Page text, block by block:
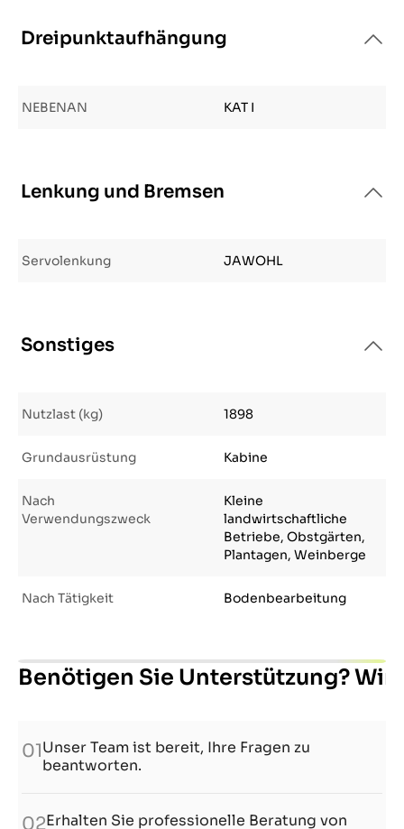
Dreipunktaufhängung
NEBENAN KAT I
Lenkung und Bremsen
Servolenkung JAWOHL
Sonstiges
Nutzlast (kg) 1898
Grundausrüstung Kabine
Nach
Verwendungszweck
Kleine
landwirtschaftliche
Betriebe, Obstgärten,
Plantagen, Weinberge
Nach Tätigkeit Bodenbearbeitung
Benötigen Sie Unterstützung? Wir
01Unser Team ist bereit, Ihre Fragen zu
beantworten.
02Erhalten Sie professionelle Beratung von